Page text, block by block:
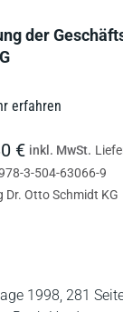
der
1998, 281
erfahren
€ inkl. MwSt.
3-504-63066-9
Dr. Otto Schmidt KG